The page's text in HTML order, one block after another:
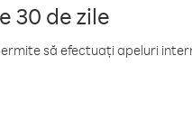
30 de zile
să efectuați apeluri